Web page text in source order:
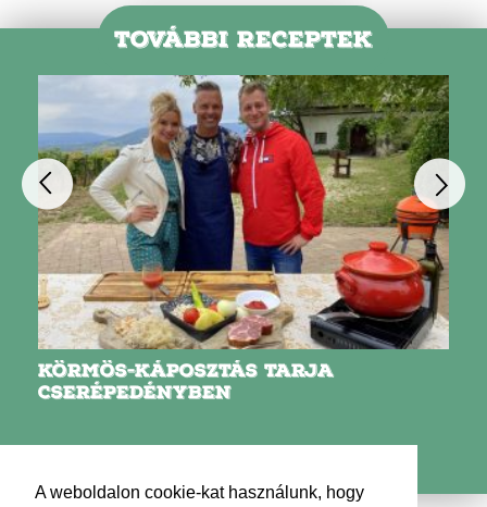
A weboldalon cookie-kat használunk, hogy
TOVÁBBI RECEPTEK
KÖRMÖS-KÁPOSZTÁS TARJA
CSERÉPEDÉNYBEN